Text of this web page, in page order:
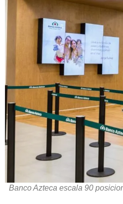
Banco Azteca escala 90